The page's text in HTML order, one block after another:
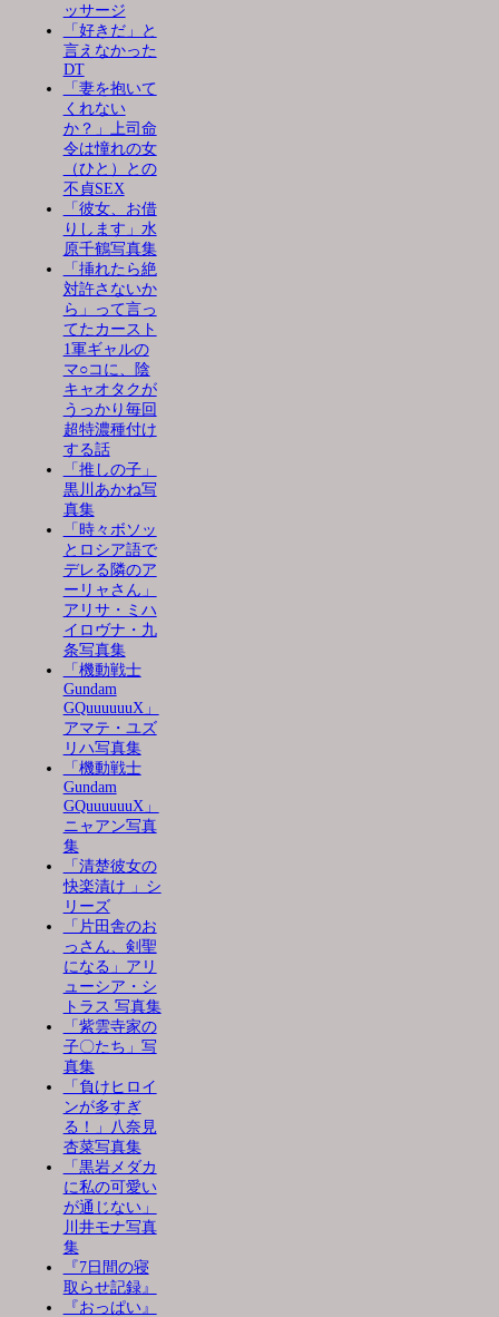
ッサージ
「好きだ」と
言えなかった
DT
「妻を抱いて
くれない
か？」上司命
令は憧れの女
（ひと）との
不貞SEX
「彼女、お借
りします」水
原千鶴写真集
「挿れたら絶
対許さないか
ら」って言っ
てたカースト
1軍ギャルの
マ○コに、陰
キャオタクが
うっかり毎回
超特濃種付け
する話
「推しの子」
黒川あかね写
真集
「時々ボソッ
とロシア語で
デレる隣のア
ーリャさん」
アリサ・ミハ
イロヴナ・九
条写真集
「機動戦士
Gundam
GQuuuuuuX」
アマテ・ユズ
リハ写真集
「機動戦士
Gundam
GQuuuuuuX」
ニャアン写真
集
「清楚彼女の
快楽漬け 」シ
リーズ
「片田舎のお
っさん、剣聖
になる」アリ
ューシア・シ
トラス 写真集
「紫雲寺家の
子〇たち」写
真集
「負けヒロイ
ンが多すぎ
る！」八奈見
杏菜写真集
「黒岩メダカ
に私の可愛い
が通じない」
川井モナ写真
集
『7日間の寝
取らせ記録』
『おっぱい』